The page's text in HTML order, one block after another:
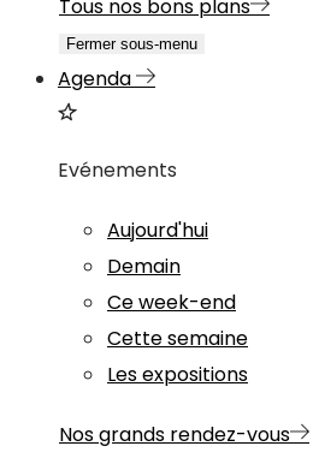
Tous nos bons plans
Fermer sous-menu
Agenda
Evénements
Aujourd'hui
Demain
Ce week-end
Cette semaine
Les expositions
Nos grands rendez-vous